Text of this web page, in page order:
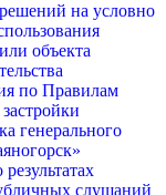
на условно
объекта
по Правилам
генерального
слушаний